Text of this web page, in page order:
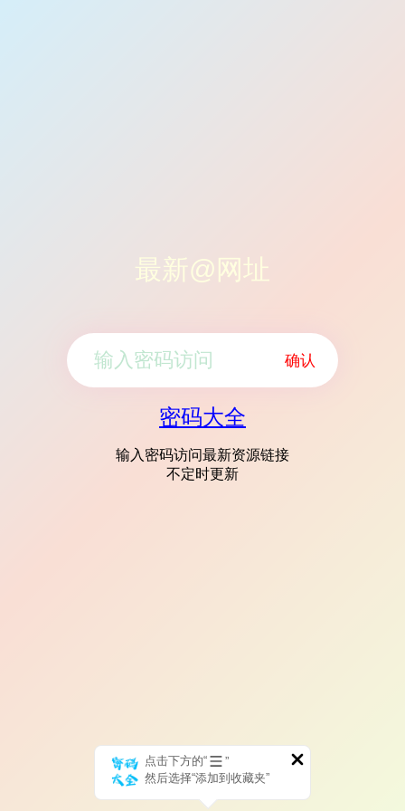
最新@网址
确认
密码大全
输入密码访问最新资源链接
不定时更新
点击下方的“
”
然后选择“添加到收藏夹”